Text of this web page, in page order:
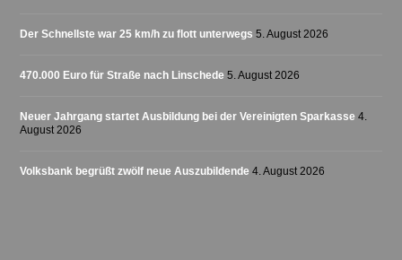
Der Schnellste war 25 km/h zu flott unterwegs 5. August 2026
470.000 Euro für Straße nach Linschede 5. August 2026
Neuer Jahrgang startet Ausbildung bei der Vereinigten Sparkasse 4.
August 2026
Volksbank begrüßt zwölf neue Auszubildende 4. August 2026